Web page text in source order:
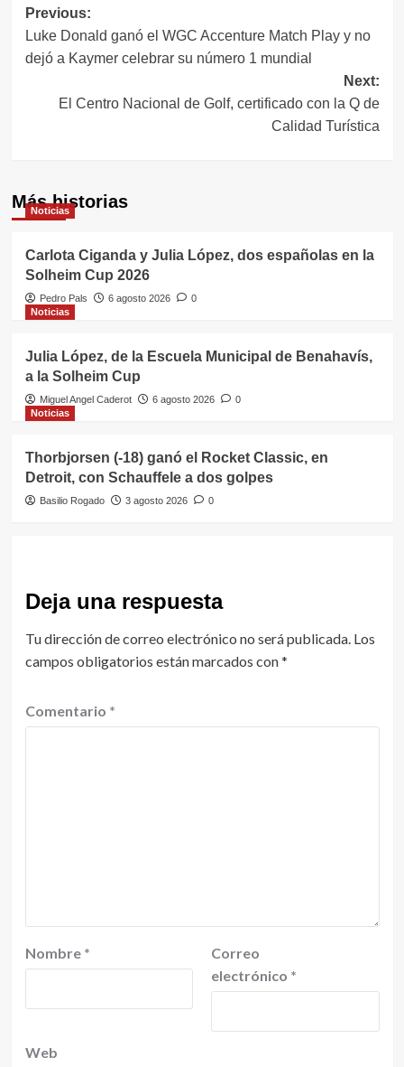
Navegación
de
entradas
Previous:
Luke Donald ganó el WGC Accenture Match Play y no
dejó a Kaymer celebrar su número 1 mundial
Next:
El Centro Nacional de Golf, certificado con la Q de
Calidad Turística
Más historias
Noticias
Carlota Ciganda y Julia López, dos españolas en la
Solheim Cup 2026
Pedro Pals 6 agosto 2026
0
Noticias
Julia López, de la Escuela Municipal de Benahavís,
a la Solheim Cup
Miguel Angel Caderot 6 agosto 2026
0
Noticias
Thorbjorsen (-18) ganó el Rocket Classic, en
Detroit, con Schauffele a dos golpes
Basilio Rogado 3 agosto 2026 0
Deja una respuesta
Tu dirección de correo electrónico no será publicada. Los
campos obligatorios están marcados con*
Comentario *
Nombre *
Correo
electrónico *
Web